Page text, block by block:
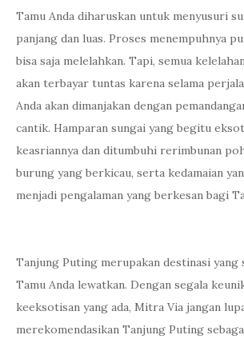
Tamu Anda diharuskan untuk menyusuri
panjang dan luas. Proses menempuhnya
bisa saja melelahkan. Tapi, semua
akan terbayar tuntas karena selama
Anda akan dimanjakan dengan
cantik. Hamparan sungai yang begitu
keasriannya dan ditumbuhi rerimbunan
burung yang berkicau, serta kedamaian
menjadi pengalaman yang berkesan bagi
Tanjung Puting merupakan destinasi yang
Tamu Anda lewatkan. Dengan segala
keeksotisan yang ada, Mitra Via jangan
merekomendasikan Tanjung Puting